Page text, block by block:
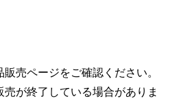
売ページをご確認ください。
が終了している場合がありま